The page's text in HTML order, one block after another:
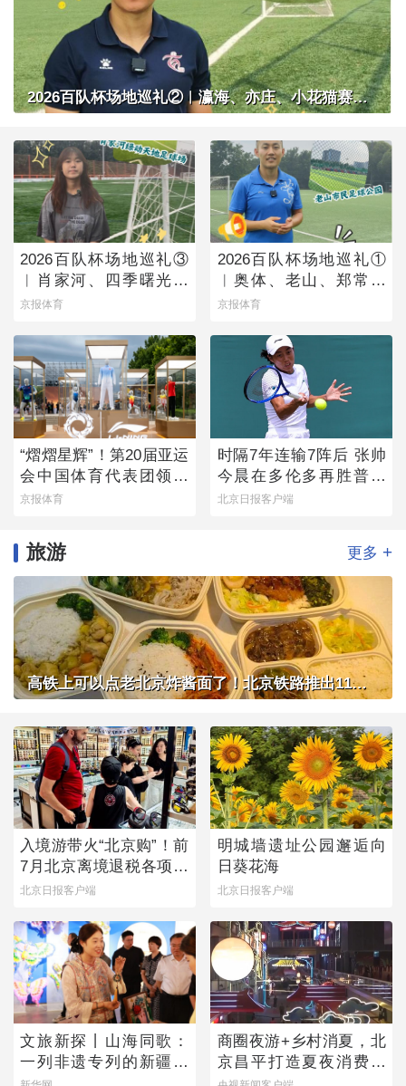
2026百队杯场地巡礼②︱瀛海、亦庄、小花猫赛区将承办多组别百队杯比赛
2026百队杯场地巡礼③
︱肖家河、四季曙光赛
区
京报体育
2026百队杯场地巡礼①
︱奥体、老山、郑常庄
赛区静候百队杯开幕
京报体育
“熠熠星辉”！第20届亚运
会中国体育代表团领奖
装备发布
京报体育
时隔7年连输7阵后 张帅
今晨在多伦多再胜普丁
塞娃
北京日报客户端
旅游 更多 +
高铁上可以点老北京炸酱面了！北京铁路推出11款新品高铁餐
入境游带火“北京购”！前
7月北京离境退税各项数
据均创新高
北京日报客户端
明城墙遗址公园邂逅向
日葵花海
北京日报客户端
文旅新探丨山海同歌：
一列非遗专列的新疆旅
程
商圈夜游+乡村消夏，北
京昌平打造夏夜消费新
图景